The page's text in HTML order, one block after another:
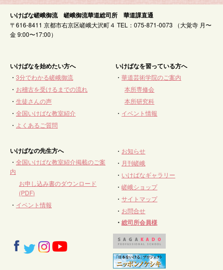
いけばな嵯峨御流 嵯峨御流華道総司所 華道課直通
〒616-8411 京都市右京区嵯峨大沢町４ TEL：075-871-0073 （大覚寺 月〜
金 9:00〜17:00）
いけばなを始めたい方へ
・ 3分でわかる嵯峨御流
・ お稽古を受けるまでの流れ
・ 生徒さんの声
・ 全国いけばな教室紹介
・ よくあるご質問
いけばなを習っている方へ
・華道芸術学院のご案内
本所専修会
本所研究科
・ イベント情報
いけばなの先生方へ
・ 全国いけばな教室紹介掲載のご案
内
お申し込み書のダウンロード
(PDF)
・ イベント情報
・ お知らせ
・ 月刊嵯峨
・ いけばなギャラリー
・嵯峨ショップ
・サイトマップ
・ お問合せ
・総司所会員様